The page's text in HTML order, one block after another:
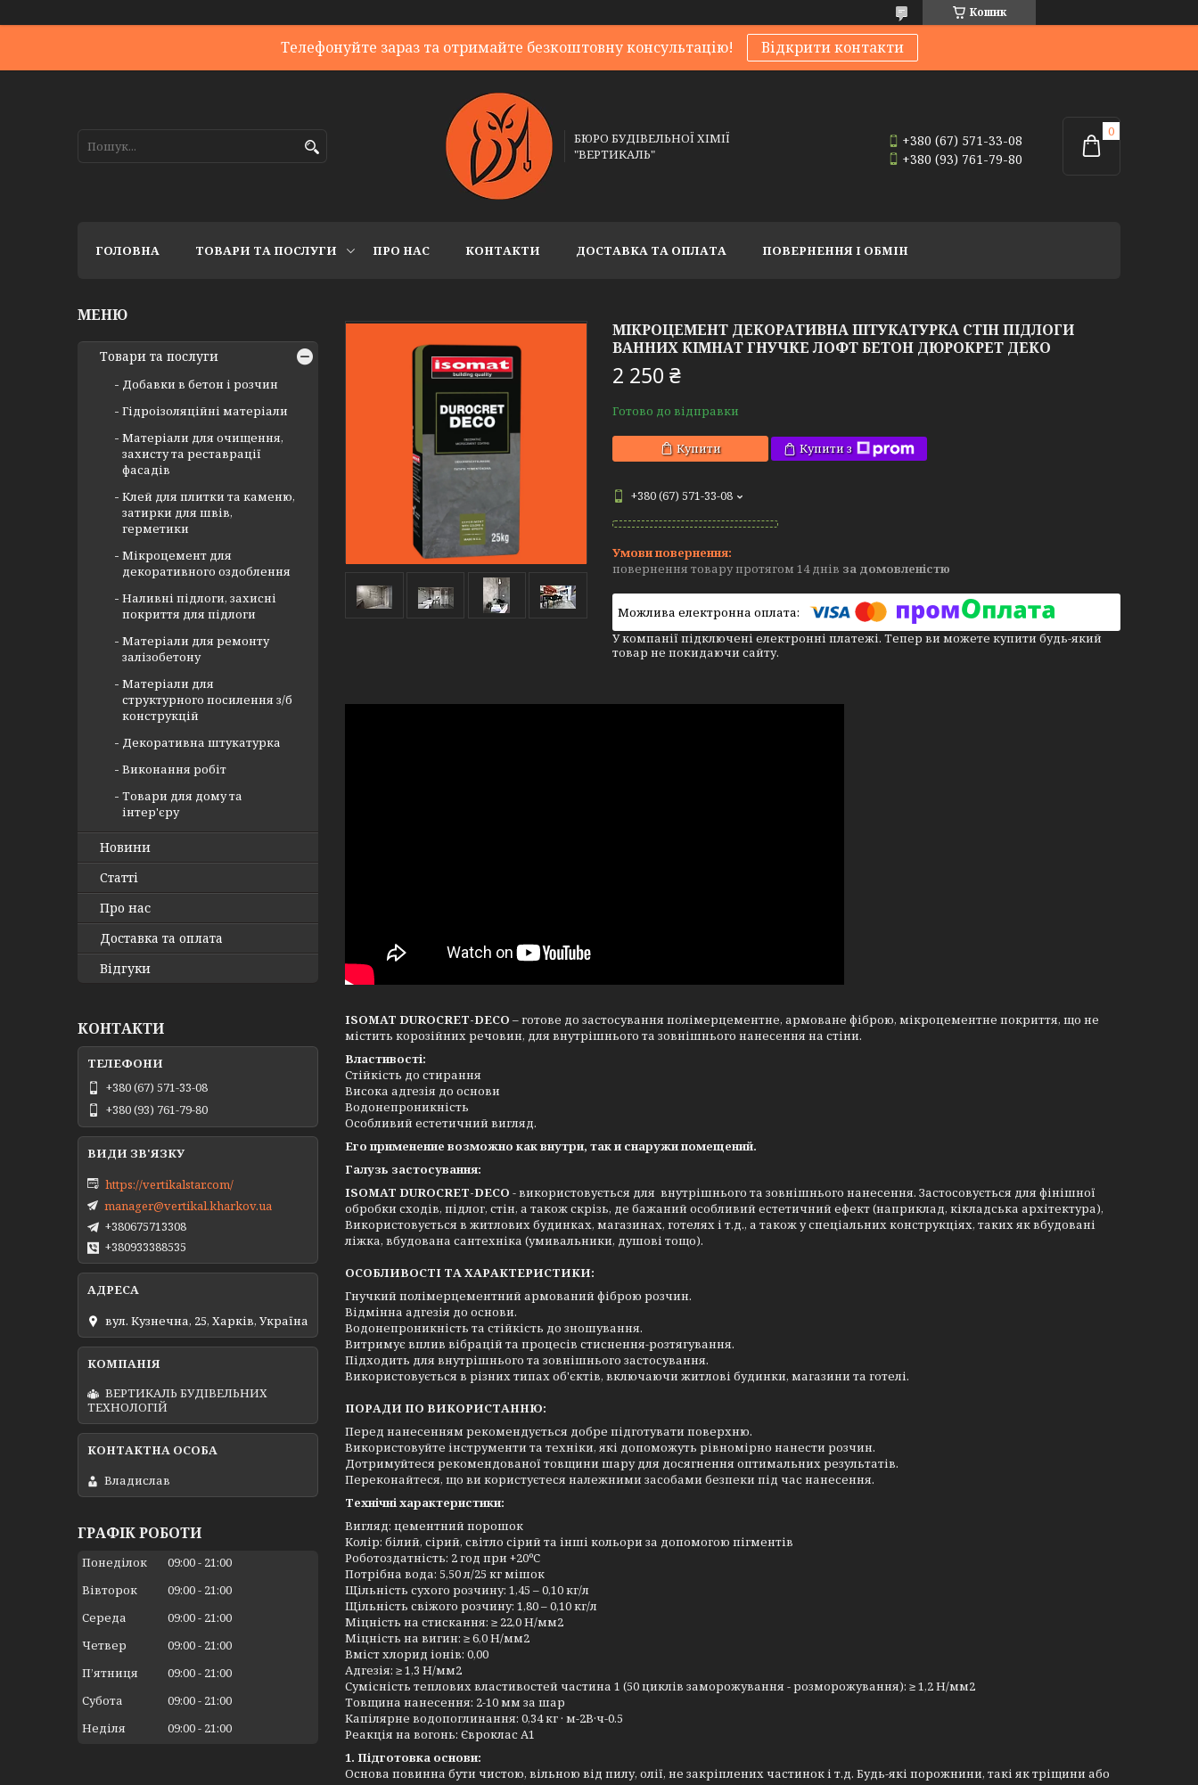
Кошик
Телефонуйте зараз та отримайте безкоштовну консультацію! Відкрити контакти
БЮРО БУДІВЕЛЬНОЇ ХІМІЇ
"ВЕРТИКАЛЬ"
+380 (67) 571-33-08
+380 (93) 761-79-80
ГОЛОВНА ТОВАРИ ТА ПОСЛУГИ ПРО НАС КОНТАКТИ ДОСТАВКА ТА ОПЛАТА ПОВЕРНЕННЯ І ОБМІН
МІКРОЦЕМЕНТ ДЕКОРАТИВНА ШТУКАТУРКА СТІН ПІДЛОГИ
ВАННИХ КІМНАТ ГНУЧКЕ ЛОФТ БЕТОН ДЮРОКРЕТ ДЕКО
2 250 ₴
Готово до відправки
Купити Купити з
+380 (67) 571-33-08
повернення товару протягом 14 днів за домовленістю
У компанії підключені електронні платежі. Тепер ви можете купити будь-який
товар не покидаючи сайту.
ISOMAT DUROCRET-DECO – готове до застосування полімерцементне, армоване фіброю, мікроцементне покриття, що не
містить корозійних речовин, для внутрішнього та зовнішнього нанесення на стіни.
Властивості:
Стійкість до стирання
Висока адгезія до основи
Водонепроникність
Особливий естетичний вигляд.
Его применение возможно как внутри, так и снаружи помещений.
Галузь застосування:
ISOMAT DUROCRET-DECO - використовується для внутрішнього та зовнішнього нанесення. Застосовується для фінішної
обробки сходів, підлог, стін, а також скрізь, де бажаний особливий естетичний ефект (наприклад, кікладська архітектура),
Використовується в житлових будинках, магазинах, готелях і т.д., а також у спеціальних конструкціях, таких як вбудовані
ліжка, вбудована сантехніка (умивальники, душові тощо).
ОСОБЛИВОСТІ ТА ХАРАКТЕРИСТИКИ:
Гнучкий полімерцементний армований фіброю розчин.
Відмінна адгезія до основи.
Водонепроникність та стійкість до зношування.
Витримує вплив вібрацій та процесів стиснення-розтягування.
Підходить для внутрішнього та зовнішнього застосування.
Використовується в різних типах об'єктів, включаючи житлові будинки, магазини та готелі.
ПОРАДИ ПО ВИКОРИСТАННЮ:
Перед нанесенням рекомендується добре підготувати поверхню.
Використовуйте інструменти та техніки, які допоможуть рівномірно нанести розчин.
Дотримуйтеся рекомендованої товщини шару для досягнення оптимальних результатів.
Переконайтеся, що ви користуєтеся належними засобами безпеки під час нанесення.
Технічні характеристики:
Вигляд: цементний порошок
Колір: білий, сірий, світло сірий та інші кольори за допомогою пігментів
Роботоздатність: 2 год при +20ºC
Потрібна вода: 5,50 л/25 кг мішок
Щільність сухого розчину:​​​​​​​ 1,45 – 0,10 кг/л
Щільність свіжого розчину:​​​​​​​ 1,80 – 0,10 кг/л
Міцність на стискання:​​​​​​​ ≥ 22,0 Н/мм2
Міцність на вигин:​​​​​​​ ≥ 6,0 Н/мм2
Вміст хлорид іонів: 0,00
Адгезія: ≥ 1,3 Н/мм2
Сумісність теплових властивостей частина 1 (50 циклів заморожування - розморожування): ≥ 1,2 Н/мм2
Товщина нанесення:​​​​​​​ 2-10 мм за шар
Капілярне водопоглинання:​​​​​​​ 0,34 кг · м-2В·ч-0.5
Реакція на вогонь:​​​​​​​ Євроклас А1
1. Підготовка основи:
Основа повинна бути чистою, вільною від пилу, олії, не закріплених частинок і т.д. Будь-які порожнини, такі як тріщини або
Товари та послуги
Добавки в бетон і розчин
Гідроізоляційні матеріали
Матеріали для очищення,
захисту та реставрації
фасадів
Клей для плитки та каменю,
затирки для швів,
герметики
Мікроцемент для
декоративного оздоблення
Наливні підлоги, захисні
покриття для підлоги
Матеріали для ремонту
залізобетону
Матеріали для
структурного посилення з/б
конструкцій
Декоративна штукатурка
Виконання робіт
Товари для дому та
інтер'єру
Новини
Статті
Про нас
Доставка та оплата
Відгуки
КОНТАКТИ
+380 (67) 571-33-08
+380 (93) 761-79-80
https://vertikalstar.com/
manager@vertikal.kharkov.ua
+380675713308
+380933388535
вул. Кузнечна, 25, Харків, Україна
ВЕРТИКАЛЬ БУДІВЕЛЬНИХ
ТЕХНОЛОГІЙ
Владислав
ГРАФІК РОБОТИ
Понеділок 09:00
21:00
Вівторок
09:00
21:00
Середа
09:00
21:00
Четвер
09:00
21:00
Пʼятниця
09:00
21:00
Субота
09:00
21:00
Неділя
09:00 21:00